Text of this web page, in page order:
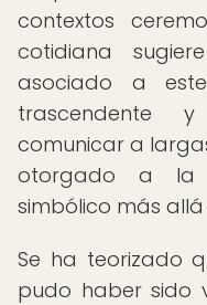
contextos
cotidiana
asociado a
trascendente
comunicar a
otorgado a la
simbólico más
Se ha teorizado
pudo haber sido